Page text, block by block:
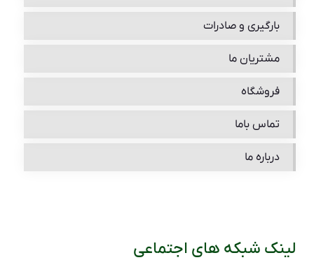
بارگیری و صادرات
مشتریان ما
فروشگاه
تماس باما
درباره ما
لینک شبکه های اجتماعی